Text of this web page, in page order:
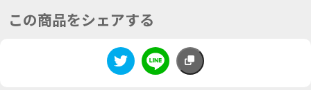
この商品をシェアする